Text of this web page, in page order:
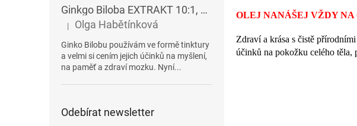
Ginkgo Biloba EXTRAKT 10:1, veganské kapsle 60ks 10 X
Hodnocení produktu je 5 z 5 hvězdiček.
| Olga Habětínková
Ginko Bilobu používám ve formě tinktury
a velmi si cením jejich účinků na myšlení,
na paměť a zdraví mozku. Nyní...
Odebírat newsletter
OLEJ NANÁŠEJ VŽDY
Zdraví a krása s čistě
účinků na pokožku celého těla,